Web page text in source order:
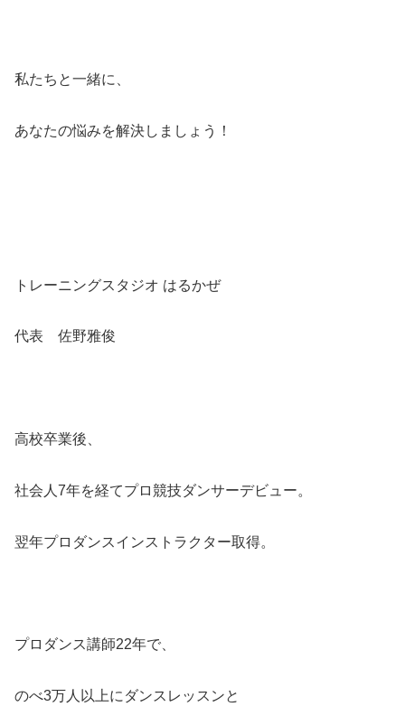
私たちと一緒に、
あなたの悩みを解決しましょう！
トレーニングスタジオ はるかぜ
代表 佐野雅俊
高校卒業後、
社会人7年を経てプロ競技ダンサーデビュー。
翌年プロダンスインストラクター取得。
プロダンス講師22年で、
のべ3万人以上にダンスレッスンと